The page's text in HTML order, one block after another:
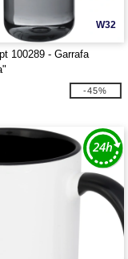
W32
100289 - Garrafa
-45%